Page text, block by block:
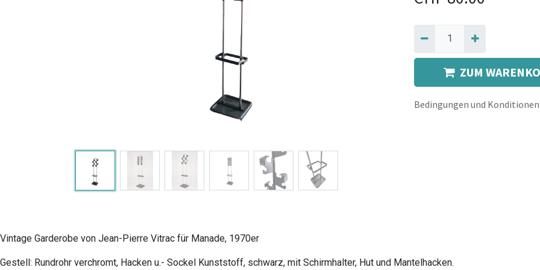
ZUM
Bedingungen und Konditionen
Vintage Garderobe von Jean-Pierre Vitrac für Manade, 1970er
Gestell: Rundrohr verchromt, Hacken u.- Sockel Kunststoff, schwarz, mit Schirmhalter, Hut und Mantelhacken.